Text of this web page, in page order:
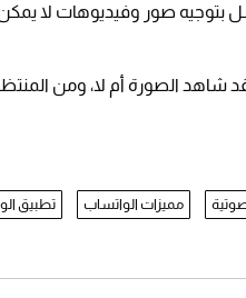
صور وفيديوهات لا
شاهد الصورة أم لا، ومن
مميزات الواتساب تطبيق